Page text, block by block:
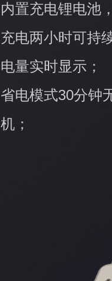
内置充电锂电池，
充电两小时可持
电量实时显示；
省电模式30分钟
机；